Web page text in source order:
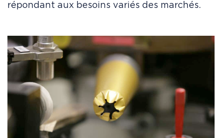
répondant aux besoins variés des marchés.